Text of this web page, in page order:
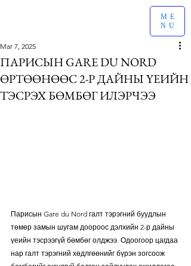
ME
NU
ПАРИСЫН GARE DU NORD
ӨРТӨӨНӨӨС 2-Р ДАЙНЫ ҮЕИЙН
ТЭСРЭХ БӨМБӨГ ИЛЭРЧЭЭ
Mar 7, 2025
Парисын Gare du Nord галт тэрэгний буудлын
төмөр замын шугам доороос дэлхийн 2-р дайны
үеийн тэсрээгүй бөмбөг олджээ. Одоогоор цагдаа
нар галт тэрэгний хөдлгөөнийг бүрэн зогсоож